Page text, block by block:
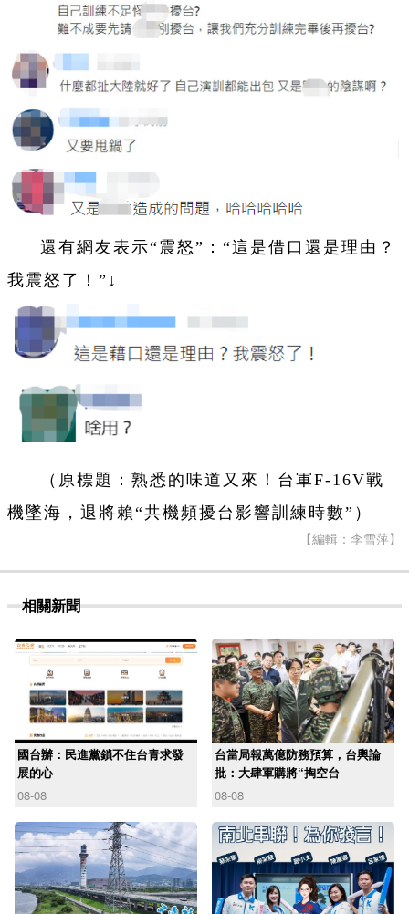
還有網友表示“震怒”：“這是借口還是理由？
我震怒了！”↓
（原標題：熟悉的味道又來！台軍F-16V戰
機墜海，退將賴“共機頻擾台影響訓練時數”）
【編輯：李雪萍】
相關新聞
國台辦：民進黨鎖不住台青求發
展的心
08-08
台當局報萬億防務預算，台輿論
批：大肆軍購將“掏空台
08-08